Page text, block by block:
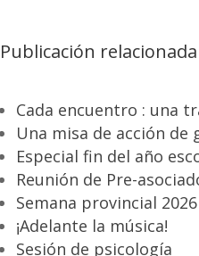
Publicación relacionada
Cada encuentro : una
Una misa de acción de
Especial fin del año
Reunión de Pre-
Semana provincial 2026
¡Adelante la música!
Sesión de psicología